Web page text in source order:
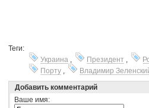
Теги:
Украина , Президент ,
Порту , Владимир
Добавить комментарий
Ваше имя: